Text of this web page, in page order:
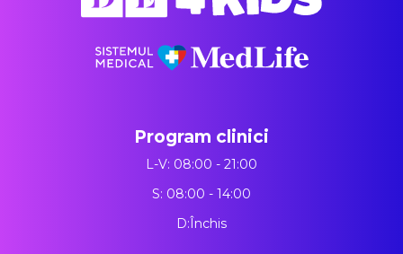
Program clinici
L-V: 08:00 - 21:00
S: 08:00 - 14:00
D:Închis